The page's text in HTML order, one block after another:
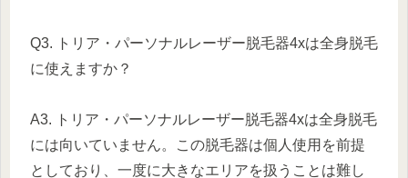
Q3. トリア・パーソナルレーザー脱毛器4xは全身脱毛
に使えますか？
A3. トリア・パーソナルレーザー脱毛器4xは全身脱毛
には向いていません。この脱毛器は個人使用を前提
としており、一度に大きなエリアを扱うことは難し